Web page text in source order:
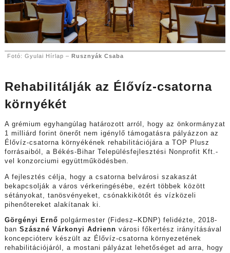
Fotó: Gyulai Hírlap – Rusznyák Csaba
Rehabilitálják az Élővíz-csatorna
környékét
A grémium egyhangúlag határozott arról, hogy az önkormányzat
1 milliárd forint önerőt nem igénylő támogatásra pályázzon az
Élővíz-csatorna környékének rehabilitációjára a TOP Plusz
forrásaiból, a Békés-Bihar Településfejlesztési Nonprofit Kft.-
vel konzorciumi együttműködésben.
A fejlesztés célja, hogy a csatorna belvárosi szakaszát
bekapcsolják a város vérkeringésébe, ezért többek között
sétányokat, tanösvényeket, csónakkikötőt és vízközeli
pihenőtereket alakítanak ki.
Görgényi Ernő polgármester (Fidesz–KDNP) felidézte, 2018-
ban Szászné Várkonyi Adrienn városi főkertész irányításával
koncepcióterv készült az Élővíz-csatorna környezetének
rehabilitációjáról, a mostani pályázat lehetőséget ad arra, hogy